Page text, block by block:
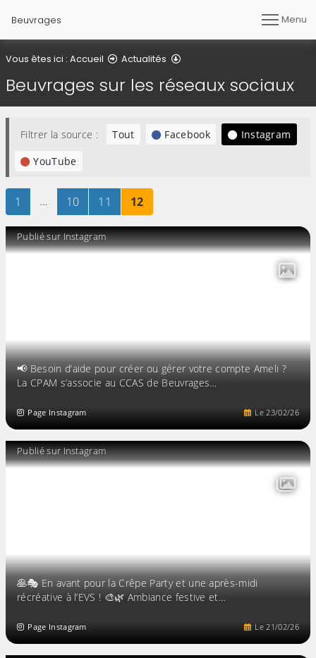
Beuvrages Menu
Vous êtes ici : Accueil Actualités
Beuvrages sur les réseaux sociaux
Filtrer la source : Tout Facebook
Instagram
YouTube
Page
1 sur 12
… Page
10sur 12
Page
11 sur 12
Page
12sur 12
Publié sur Instagram
📢 Besoin d’aide pour créer ou gérer votre compte Ameli ?
La CPAM s’associe au CCAS de Beuvrages…
Le23/02/26
Page Instagram
Publié sur Instagram
🥞🎭 En avant pour la Crêpe Party et une après-midi
récréative à l’EVS ! 🎨🌿 Ambiance festive et…
Le21/02/26
Page Instagram